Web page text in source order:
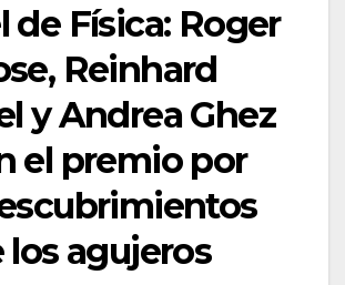
de Física: Roger
Reinhard
y Andrea Ghez
el premio por
los agujeros